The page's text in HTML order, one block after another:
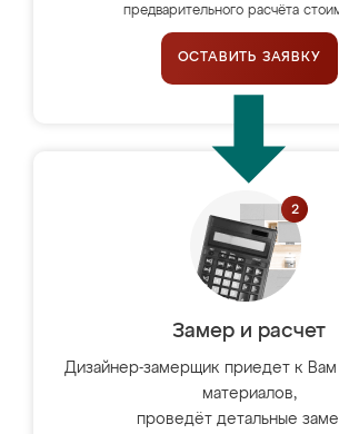
предварительного расчёта
ОСТАВИТЬ ЗАЯВКУ
Замер и расчет
Дизайнер-замерщик приедет к Вам
материалов,
проведёт детальные